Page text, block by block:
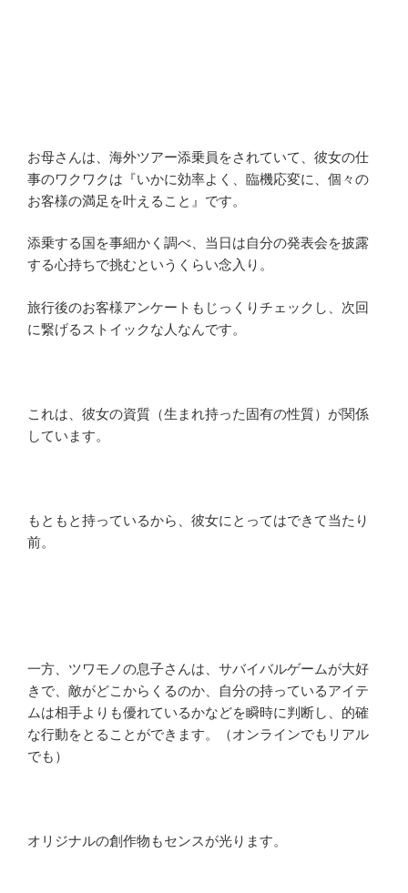
お母さんは、海外ツアー添乗員をされていて、彼女の仕
事のワクワクは『いかに効率よく、臨機応変に、個々の
お客様の満足を叶えること』です。
添乗する国を事細かく調べ、当日は自分の発表会を披露
する心持ちで挑むというくらい念入り。
旅行後のお客様アンケートもじっくりチェックし、次回
に繋げるストイックな人なんです。
これは、彼女の資質（生まれ持った固有の性質）が関係
しています。
もともと持っているから、彼女にとってはできて当たり
前。
一方、ツワモノの息子さんは、サバイバルゲームが大好
きで、敵がどこからくるのか、自分の持っているアイテ
ムは相手よりも優れているかなどを瞬時に判断し、的確
な行動をとることができます。（オンラインでもリアル
でも）
オリジナルの創作物もセンスが光ります。